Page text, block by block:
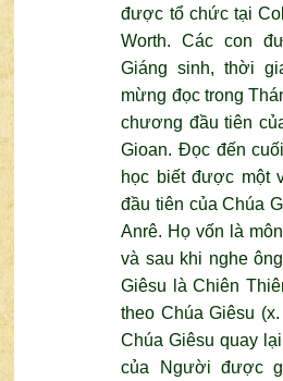
được tổ chức tại
Worth. Các con
Giáng sinh, thời
mừng đọc trong
chương đầu tiên
Gioan. Đọc đến
học biết được một
đầu tiên của Chúa
Anrê. Họ vốn là
và sau khi nghe
Giêsu là Chiên
theo Chúa Giêsu
Chúa Giêsu quay
của Người được